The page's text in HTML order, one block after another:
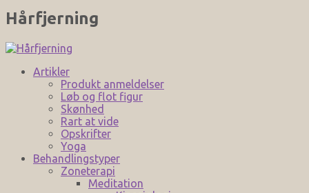
Hårfjerning
Artikler
Produkt anmeldelser
Løb og flot figur
Skønhed
Rart at vide
Opskrifter
Yoga
Behandlingstyper
Zoneterapi
Meditation